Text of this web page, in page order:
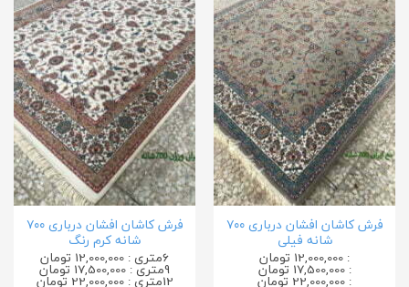
فرش کاشان افشان درباری ۷۰۰
شانه فیلی
: 12,000,000 تومان
: 17,500,000 تومان
: 22,000,000 تومان
فرش کاشان افشان درباری ۷۰۰
شانه کرم رنگ
6متری : 12,000,000 تومان
9متری : 17,500,000 تومان
12متری : 22,000,000 تومان